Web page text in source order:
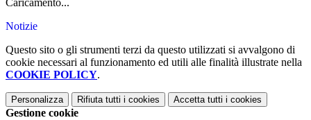
Caricamento...
Notizie
Questo sito o gli strumenti terzi da questo utilizzati si avvalgono di
cookie necessari al funzionamento ed utili alle finalità illustrate nella
COOKIE POLICY.
Personalizza Rifiuta tutti i cookies Accetta tutti i cookies
Gestione cookie